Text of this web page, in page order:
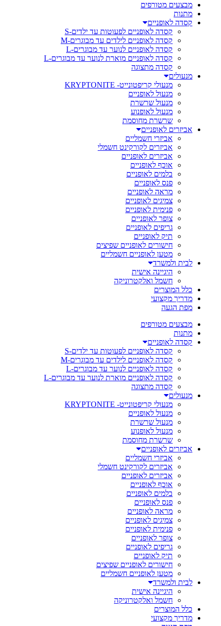
מבצעים מטורפים
מתנות
קסדה לאופניים
קסדה לאופניים לפעוטות עד ילדים-S
קסדה לאופניים לילדים עד מבוגרים-M
קסדה לאופניים לנוער עד מבוגרים-L
קסדה לאופניים מוארת לנוער עד מבוגרים-L
קסדה מתצוגה
מנעולים
מנעולי קריפטונייט- KRYPTONITE
מנעול לאופניים
מנעול שרשרת
מנעול לאופנוע
שרשרת מחוסמת
אביזרים לאופניים
אביזרי חשמליים
אביזרים לקורקינט חשמלי
אביזרים לאופניים
אוכף לאופניים
בלמים לאופניים
פנס לאופניים
מראה לאופניים
צמיגים לאופניים
פנימית לאופניים
צופר לאופניים
גריפים לאופניים
תיק לאופניים
חישורים לאופניים שפיצים
מטען לאופניים חשמליים
לבית ולמשרד
היגיינה אישית
חשמל ואלקטרוניקה
כלל המוצרים
מדריך מקצועי
מפת הגעה
מבצעים מטורפים
מתנות
קסדה לאופניים
קסדה לאופניים לפעוטות עד ילדים-S
קסדה לאופניים לילדים עד מבוגרים-M
קסדה לאופניים לנוער עד מבוגרים-L
קסדה לאופניים מוארת לנוער עד מבוגרים-L
קסדה מתצוגה
מנעולים
מנעולי קריפטונייט- KRYPTONITE
מנעול לאופניים
מנעול שרשרת
מנעול לאופנוע
שרשרת מחוסמת
אביזרים לאופניים
אביזרי חשמליים
אביזרים לקורקינט חשמלי
אביזרים לאופניים
אוכף לאופניים
בלמים לאופניים
פנס לאופניים
מראה לאופניים
צמיגים לאופניים
פנימית לאופניים
צופר לאופניים
גריפים לאופניים
תיק לאופניים
חישורים לאופניים שפיצים
מטען לאופניים חשמליים
לבית ולמשרד
היגיינה אישית
חשמל ואלקטרוניקה
כלל המוצרים
מדריך מקצועי